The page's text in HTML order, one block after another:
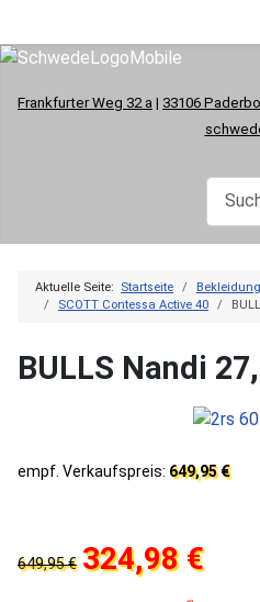
Frankfurter Weg 32 a | 33106
Aktuelle Seite: Startseite
SCOTT Contessa Active 40
BULLS Nandi
empf. Verkaufspreis: 649,95 €
649,95 € 324,98 €